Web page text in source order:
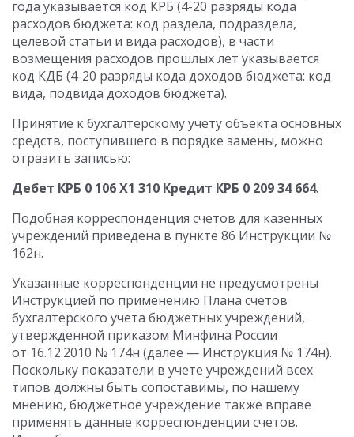
года указывается код КРБ (4-20 разряды кода
расходов бюджета: код раздела, подраздела,
целевой статьи и вида расходов), в части
возмещения расходов прошлых лет указывается
код КДБ (4-20 разряды кода доходов бюджета: код
вида, подвида доходов бюджета).
Принятие к бухгалтерскому учету объекта основных
средств, поступившего в порядке замены, можно
отразить записью:
Дебет КРБ 0 106 Х1 310 Кредит КРБ 0 209 34 664.
Подобная корреспонденция счетов для казенных
учреждений приведена в пункте 86 Инструкции №
162н.
Указанные корреспонденции не предусмотрены
Инструкцией по применению Плана счетов
бухгалтерского учета бюджетных учреждений,
утвержденной приказом Минфина России
от 16.12.2010 № 174н (далее — Инструкция № 174н).
Поскольку показатели в учете учреждений всех
типов должны быть сопоставимы, по нашему
мнению, бюджетное учреждение также вправе
применять данные корреспонденции счетов.